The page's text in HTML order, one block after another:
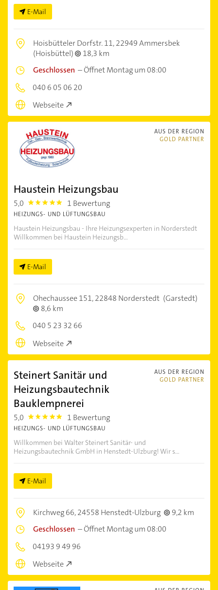
E-Mail
Hoisbütteler Dorfstr. 11,22949 Ammersbek
(Hoisbüttel)
18,3 km
Geschlossen –Öffnet Montag um 08:00
040 6 05 06 20
Webseite
AUS DER REGION
GOLD PARTNER
Haustein Heizungsbau
5,0 5.0 1 Bewertung
HEIZUNGS- UND LÜFTUNGSBAU
Haustein Heizungsbau - Ihre Heizungsexperten in Norderstedt
Willkommen bei Haustein Heizungsb...
E-Mail
Ohechaussee 151,22848 Norderstedt (Garstedt)
8,6 km
040 5 23 32 66
Webseite
AUS DER REGION
GOLD PARTNER
Steinert Sanitär und
Heizungsbautechnik
Bauklempnerei
5,0 5.0 1 Bewertung
HEIZUNGS- UND LÜFTUNGSBAU
Willkommen bei Walter Steinert Sanitär- und
Heizungsbautechnik GmbH in Henstedt-Ulzburg! Wir s...
E-Mail
Kirchweg 66,24558 Henstedt-Ulzburg
9,2 km
Geschlossen –Öffnet Montag um 08:00
04193 9 49 96
Webseite